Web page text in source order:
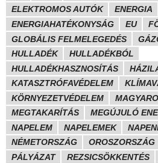
ELEKTROMOS AUTÓK
ENERGIA
ENERGIAHATÉKONYSÁG
EU
GLOBÁLIS FELMELEGEDÉS
HULLADÉK
HULLADÉKBÓL
HULLADÉKHASZNOSÍTÁS
KATASZTRÓFAVÉDELEM
KÖRNYEZETVÉDELEM
MEGTAKARÍTÁS
MEGÚJULÓ
NAPELEM
NAPELEMEK
NÉMETORSZÁG
OROSZORSZÁG
PÁLYÁZAT
REZSICSÖKKENTÉS